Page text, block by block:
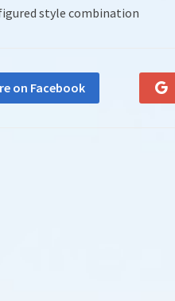
style combination
on Facebook